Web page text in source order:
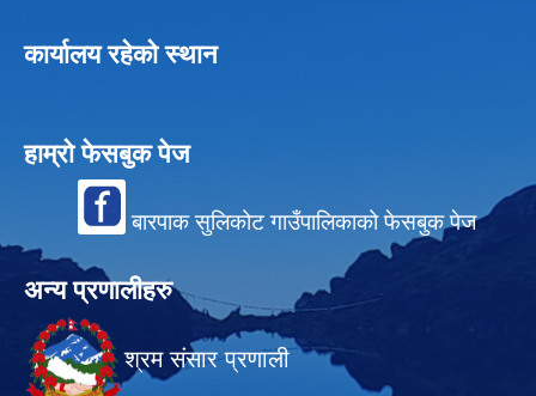
कार्यालय रहेको स्थान
हाम्रो फेसबुक पेज
बारपाक सुलिकोट गाउँपालिकाको फेसबुक पेज
अन्य प्रणालीहरु
श्रम संसार प्रणाली